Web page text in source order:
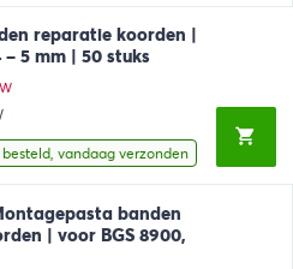
reparatie koorden |
– 5 mm | 50 stuks
vandaag verzonden
banden
| voor BGS 8900,